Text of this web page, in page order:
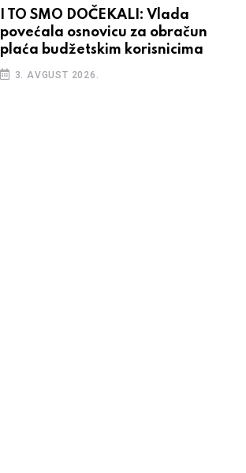
I TO SMO DOČEKALI: Vlada
povećala osnovicu za obračun
plaća budžetskim korisnicima
3. AVGUST 2026.